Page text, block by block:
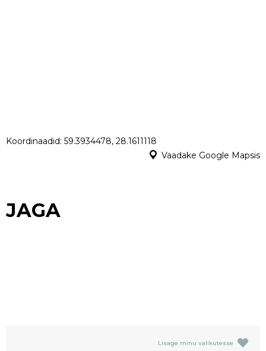
Koordinaadid: 59.3934478, 28.1611118
Vaadake Google Mapsis
JAGA
Lisage minu valikutesse